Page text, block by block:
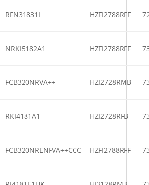
RFN31831I HZFI2788RFF
NRKI5182A1 HZFI2788RFF
FCB320NRVA++ HZI2728RMB
RKI4181A1 HZI2728RFB
FCB320NRENFVA++CCC HZFI2788RFF